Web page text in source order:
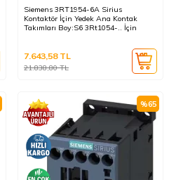
Siemens 3RT1954-6A Sirius
Kontaktör İçin Yedek Ana Kontak
Takımları Boy:S6 3Rt1054-.. İçin
21.838,80TL
7.643,58TL
%65